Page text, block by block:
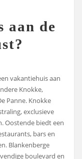
aan de
vakantiehuis aan
Knokke,
Panne. Knokke
exclusieve
Oostende biedt een
bars en
Blankenberge
boulevard en